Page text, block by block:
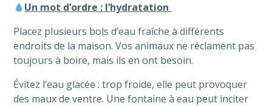
Un mot d’ordre : l’hydratation
Placez plusieurs bols d’eau fraîche à différents
endroits de la maison. Vos animaux ne réclament pas
toujours à boire, mais ils en ont besoin.
Évitez l’eau glacée : trop froide, elle peut provoquer
des maux de ventre. Une fontaine à eau peut inciter